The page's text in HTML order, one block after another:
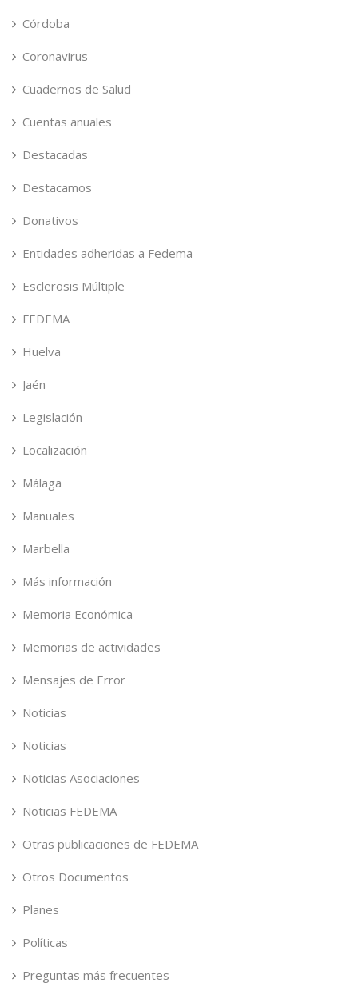
Córdoba
Coronavirus
Cuadernos de Salud
Cuentas anuales
Destacadas
Destacamos
Donativos
Entidades adheridas a Fedema
Esclerosis Múltiple
FEDEMA
Huelva
Jaén
Legislación
Localización
Málaga
Manuales
Marbella
Más información
Memoria Económica
Memorias de actividades
Mensajes de Error
Noticias
Noticias
Noticias Asociaciones
Noticias FEDEMA
Otras publicaciones de FEDEMA
Otros Documentos
Planes
Políticas
Preguntas más frecuentes